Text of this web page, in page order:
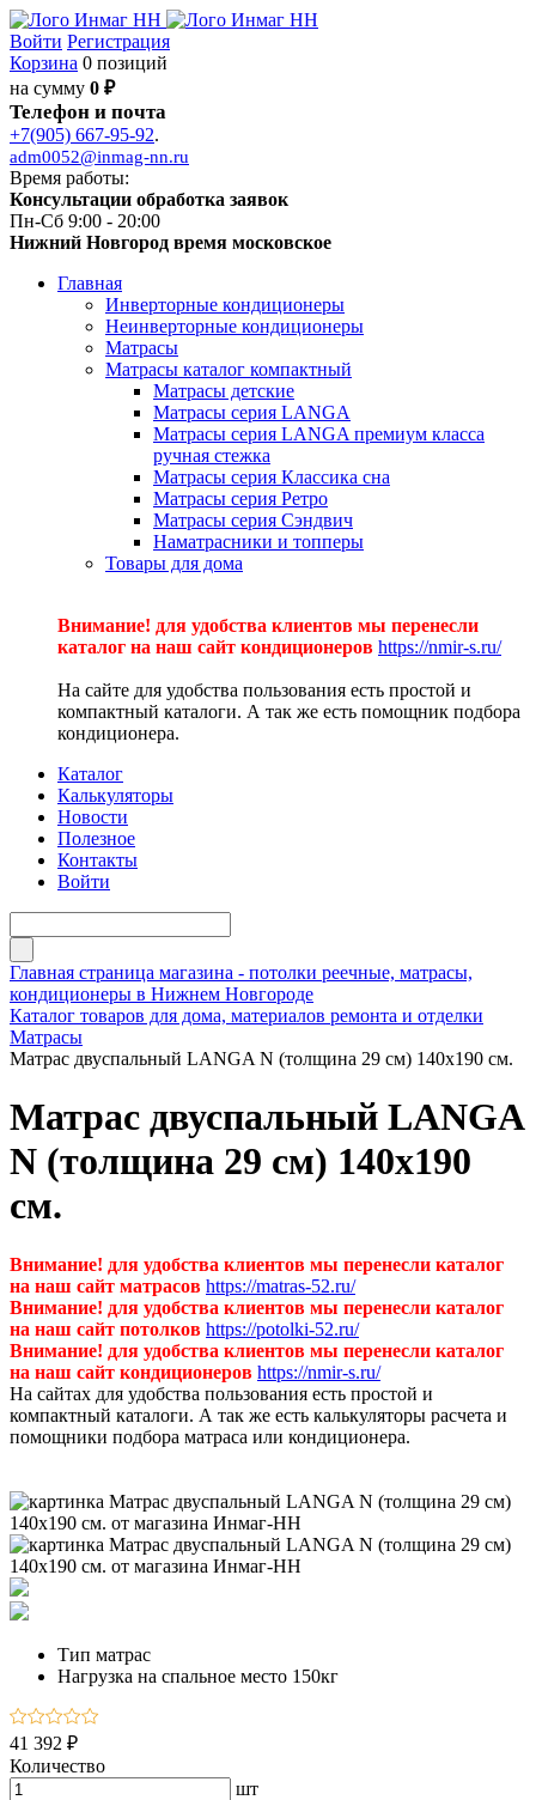
Войти Регистрация
Корзина 0 позиций
на сумму 0 ₽
Телефон и почта
+7(905) 667-95-92.
adm0052@inmag-nn.ru
Время работы:
Консультации обработка заявок
Пн-Сб 9:00 - 20:00
Нижний Новгород время московское
Главная
Инверторные кондиционеры
Неинверторные кондиционеры
Матрасы
Матрасы каталог компактный
Матрасы детские
Матрасы серия LANGA
Матрасы серия LANGA премиум класса
ручная стежка
Матрасы серия Классика сна
Матрасы серия Ретро
Матрасы серия Сэндвич
Наматрасники и топперы
Товары для дома
Внимание! для удобства клиентов мы перенесли
каталог на наш сайт кондиционеров https://nmir-s.ru/
На сайте для удобства пользования есть простой и
компактный каталоги. А так же есть помощник подбора
кондиционера.
Каталог
Калькуляторы
Новости
Полезное
Контакты
Войти
Главная страница магазина - потолки реечные, матрасы,
кондиционеры в Нижнем Новгороде
Каталог товаров для дома, материалов ремонта и отделки
Матрасы
Матрас двуспальный LANGA N (толщина 29 см) 140х190 см.
Матрас двуспальный LANGA
N (толщина 29 см) 140х190
см.
Внимание! для удобства клиентов мы перенесли каталог
на наш сайт матрасов https://matras-52.ru/
Внимание! для удобства клиентов мы перенесли каталог
на наш сайт потолков https://potolki-52.ru/
Внимание! для удобства клиентов мы перенесли каталог
на наш сайт кондиционеров https://nmir-s.ru/
На сайтах для удобства пользования есть простой и
компактный каталоги. А так же есть калькуляторы расчета и
помощники подбора матраса или кондиционера.
Тип матрас
Нагрузка на спальное место 150кг
41 392 ₽
Количество
шт